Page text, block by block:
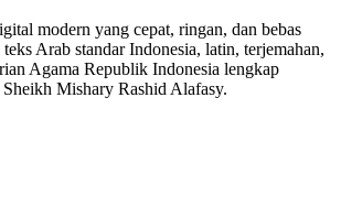
modern yang cepat, ringan, dan bebas
Arab standar Indonesia, latin, terjemahan,
Agama Republik Indonesia lengkap
Mishary Rashid Alafasy.